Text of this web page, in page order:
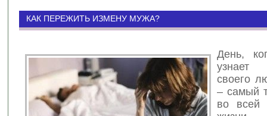
КАК ПЕРЕЖИТЬ ИЗМЕНУ МУЖА?
День,
своего
– самый
во всей